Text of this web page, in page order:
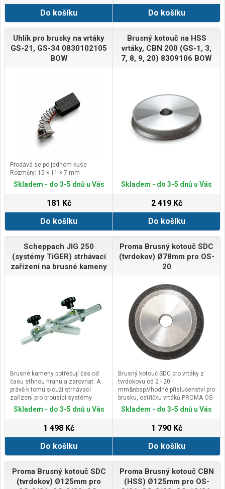
Do košíku
Do košíku
Uhlík pro brusky na vrtáky
GS-21, GS-34 0830102105
BOW
Prodává se po jednom kuse
Rozměry: 15 × 11 × 7 mm
Skladem - do 3-5 dnů u Vás
181 Kč
Do košíku
Brusný kotouč na HSS
vrtáky, CBN 200 (GS-1, 3,
7, 8, 9, 20) 8309106 BOW
Skladem - do 3-5 dnů u Vás
2 419 Kč
Do košíku
Scheppach JIG 250
(systémy TiGER) strhávací
zařízení na brusné kameny
Brusné kameny potřebují čas od
času sthnou hranu a zarovnat. A
právě k tomu slouží strhávací
zařízení pro brousící systémy
Scheppach TiGER, které s pomocí
ultra tvrdého diamantového hrotu
rovným. Případné bezpečnostní
pokyny, výstrahy a upozornění jsou
součástí návodu k
obsluze.Kontaktní údaje výrobce /
dovozce / zplnomocněného
zástupce výrobce v EU:Scheppach
GmbHGünzburger Str. 69, 89335
Ichenhausen, Germanyemail:
Skladem - do 3-5 dnů u Vás
1 498 Kč
Do košíku
Proma Brusný kotouč SDC
(tvrdokov) Ø78mm pro OS-
20
Brusný kotouč SDC pro vrtáky z
tvrdokovu od 2 - 20
mm&nbsp;Vhodné příslušenství pro
brusku, ostřičku vrtáků PROMA OS-
20
Skladem - do 3-5 dnů u Vás
1 790 Kč
Do košíku
Proma Brusný kotouč SDC
(tvrdokov) Ø125mm pro
Proma Brusný kotouč CBN
(HSS) Ø125mm pro OS-